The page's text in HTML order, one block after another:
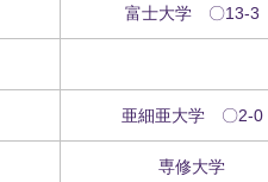
富士大学 〇13-3
亜細亜大学 〇2-0
専修大学